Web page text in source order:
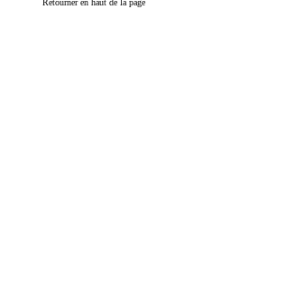
Retourner en haut de la page